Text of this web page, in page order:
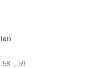
58…, 59…